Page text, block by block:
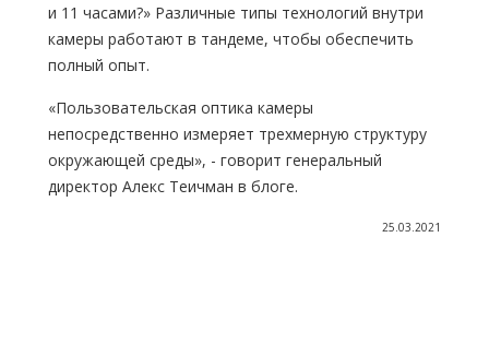
и 11 часами?» Различные типы технологий внутри
камеры работают в тандеме, чтобы обеспечить
полный опыт.
«Пользовательская оптика камеры
непосредственно измеряет трехмерную структуру
окружающей среды», - говорит генеральный
директор Алекс Теичман в блоге.
25.03.2021